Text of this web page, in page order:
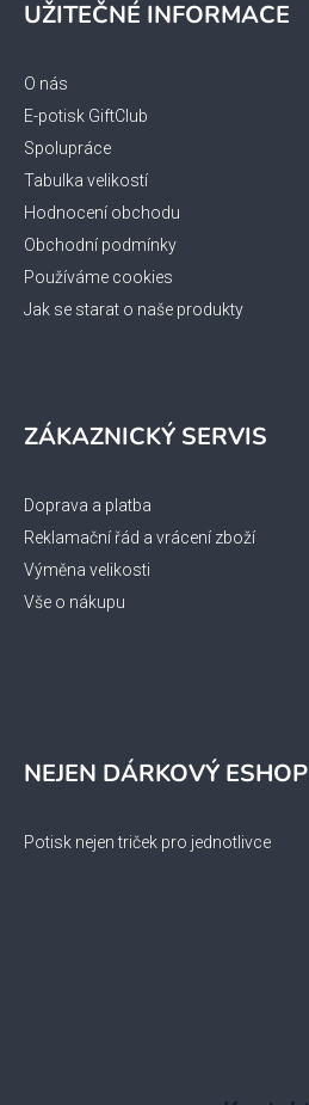
UŽITEČNÉ INFORMACE
O nás
E-potisk GiftClub
Spolupráce
Tabulka velikostí
Hodnocení obchodu
Obchodní podmínky
Používáme cookies
Jak se starat o naše produkty
ZÁKAZNICKÝ SERVIS
Doprava a platba
Reklamační řád a vrácení zboží
Výměna velikosti
Vše o nákupu
NEJEN DÁRKOVÝ ESHOP
Potisk nejen triček pro jednotlivce